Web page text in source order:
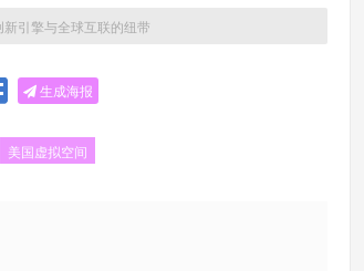
，许多国家的数字经济活动可能受到连锁
的爆发性增长，标志着虚拟空间正从二维平
层技术如实时渲染、数字孪生、虚拟化身
司利用英伟达Omniverse平台构建工厂数字
引擎与全球互联的纽带
生成海报
美国虚拟空间